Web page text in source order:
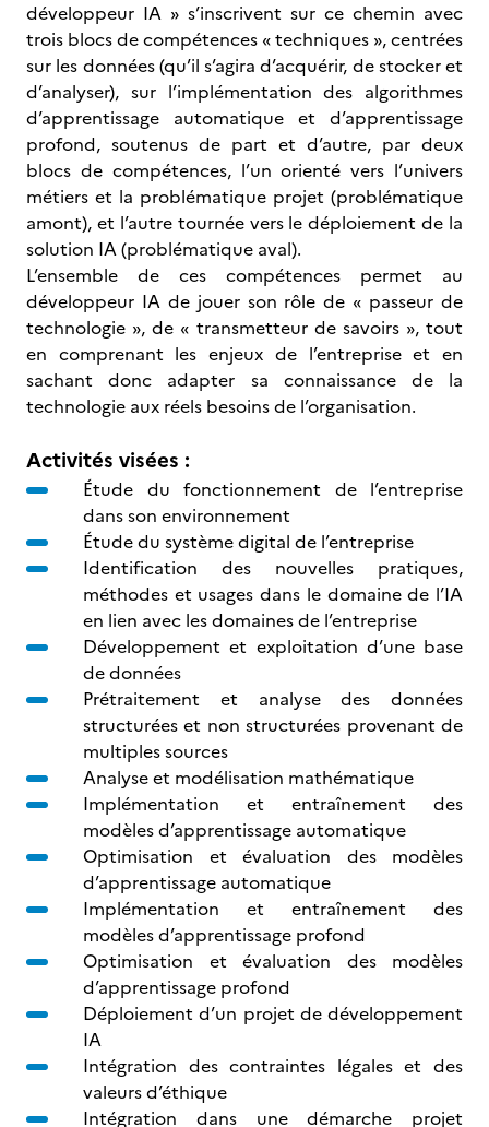
développeur IA » s’inscrivent sur ce chemin avec
trois blocs de compétences « techniques », centrées
sur les données (qu’il s’agira d’acquérir, de stocker et
d’analyser), sur l’implémentation des algorithmes
d’apprentissage automatique et d’apprentissage
profond, soutenus de part et d’autre, par deux
blocs de compétences, l’un orienté vers l’univers
métiers et la problématique projet (problématique
amont), et l’autre tournée vers le déploiement de la
solution IA (problématique aval).
L’ensemble de ces compétences permet au
développeur IA de jouer son rôle de « passeur de
technologie », de « transmetteur de savoirs », tout
en comprenant les enjeux de l’entreprise et en
sachant donc adapter sa connaissance de la
technologie aux réels besoins de l’organisation.
Activités visées :
Étude du fonctionnement de l’entreprise
dans son environnement
Étude du système digital de l’entreprise
Identification des nouvelles pratiques,
méthodes et usages dans le domaine de l’IA
en lien avec les domaines de l’entreprise
Développement et exploitation d’une base
de données
Prétraitement et analyse des données
structurées et non structurées provenant de
multiples sources
Analyse et modélisation mathématique
Implémentation et entraînement des
modèles d’apprentissage automatique
Optimisation et évaluation des modèles
d’apprentissage automatique
Implémentation et entraînement des
modèles d’apprentissage profond
Optimisation et évaluation des modèles
d’apprentissage profond
Déploiement d’un projet de développement
IA
Intégration des contraintes légales et des
valeurs d’éthique
Intégration dans une démarche projet